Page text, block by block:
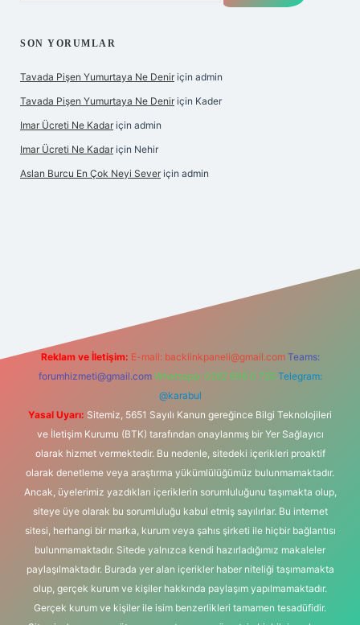
SON YORUMLAR
Tavada Pişen Yumurtaya Ne Denir için admin
Tavada Pişen Yumurtaya Ne Denir için Kader
Imar Ücreti Ne Kadar için admin
Imar Ücreti Ne Kadar için Nehir
Aslan Burcu En Çok Neyi Sever için admin
elexbetgiris.org
Reklam ve İletişim: E-mail: backlinkpaneli@gmail.com Teams:
forumhizmeti@gmail.com Whatsapp: 0262 606 0 726 Telegram:
@karabul
Yasal Uyarı: Sitemiz, 5651 Sayılı Kanun gereğince Bilgi Teknolojileri
ve İletişim Kurumu (BTK) tarafından onaylanmış bir Yer Sağlayıcı
olarak hizmet vermektedir. Bu nedenle, sitedeki içerikleri proaktif
olarak denetleme veya araştırma yükümlülüğümüz bulunmamaktadır.
Ancak, üyelerimiz yazdıkları içeriklerin sorumluluğunu taşımakta olup,
siteye üye olarak bu sorumluluğu kabul etmiş sayılırlar. Bu internet
sitesi, herhangi bir marka, kurum veya şahıs şirketi ile hiçbir bağlantısı
bulunmamaktadır. Sitede yalnızca kendi hazırladığımız makaleler
paylaşılmaktadır. Burada yer alan içerikler haber niteliği taşımamakta
olup, gerçek kurum ve kişiler hakkında paylaşım yapılmamaktadır.
Gerçek kurum ve kişiler ile isim benzerlikleri tamamen tesadüfidir.